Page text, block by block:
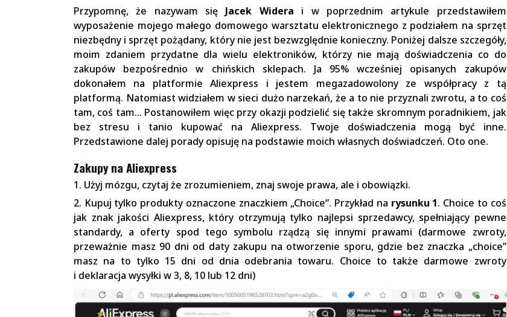
Przypomnę, że nazywam się Jacek Widera i w poprzednim artykule przedstawiłem
wyposażenie mojego małego domowego warsztatu elektronicznego z podziałem na sprzęt
niezbędny i sprzęt pożądany, który nie jest bezwzględnie konieczny. Poniżej dalsze szczegóły,
moim zdaniem przydatne dla wielu elektroników, którzy nie mają doświadczenia co do
zakupów bezpośrednio w chińskich sklepach. Ja 95% wcześniej opisanych zakupów
dokonałem na platformie Aliexpress i jestem megazadowolony ze współpracy z tą
platformą. Natomiast widziałem w sieci dużo narzekań, że a to nie przyznali zwrotu, a to coś
tam, coś tam… Postanowiłem więc przy okazji podzielić się także skromnym poradnikiem, jak
bez stresu i tanio kupować na Aliexpress. Twoje doświadczenia mogą być inne.
Przedstawione dalej porady opisuję na podstawie moich własnych doświadczeń. Oto one.
Zakupy na Aliexpress
1. Użyj mózgu, czytaj że zrozumieniem, znaj swoje prawa, ale i obowiązki.
2. Kupuj tylko produkty oznaczone znaczkiem „Choice”. Przykład na rysunku 1. Choice to coś
jak znak jakości Aliexpress, który otrzymują tylko najlepsi sprzedawcy, spełniający pewne
standardy, a oferty spod tego symbolu rządzą się innymi prawami (darmowe zwroty,
przeważnie masz 90 dni od daty zakupu na otworzenie sporu, gdzie bez znaczka „choice”
masz na to tylko 15 dni od dnia odebrania towaru. Choice to także darmowe zwroty
i deklaracja wysyłki w 3, 8, 10 lub 12 dni)